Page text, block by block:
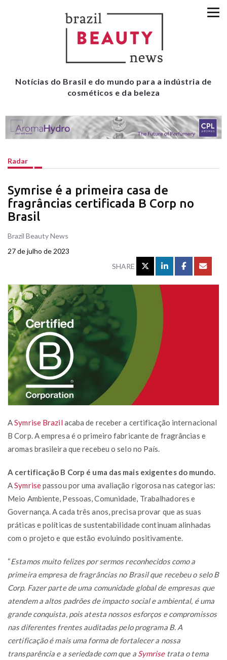
Notícias do Brasil e do mundo para a indústria de
cosméticos e da beleza
Radar
Symrise é a primeira casa de
fragrâncias certificada B Corp no
Brasil
Brazil Beauty News
27 de julho de 2023
SHARE
ASymrise Brazil acaba de receber a certificação internacional
B Corp. A empresa é o primeiro fabricante de fragrâncias e
aromas brasileira que recebeu o selo no País.
A certificação B Corp é uma das mais exigentes do mundo.
ASymrisepassou por uma avaliação rigorosa nas categorias:
Meio Ambiente, Pessoas, Comunidade, Trabalhadores e
Governança. A cada três anos, precisa provar que as suas
práticas e políticas de sustentabilidade continuam alinhadas
com o projeto e que estão evoluindo positivamente.
“Estamos muito felizes por sermos reconhecidos como a
primeira empresa de fragrâncias no Brasil que recebeu o selo B
Corp. Fazer parte de uma comunidade global de empresas que
atendem a altos padrões de impacto social e ambiental, é uma
grande conquista, pois atesta nossos esforços e compromissos
nas diferentes frentes auditadas pelo programa B. A
certificação é mais uma forma de fortalecer a nossa
transparência e a seriedade com que a Symrisetrata o tema